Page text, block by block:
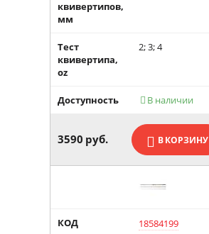
квивертипов,
мм
Тест
квивертипа,
oz
2; 3; 4
Доступность В наличии

3590 руб. В КОРЗИНУ
КОД 18584199